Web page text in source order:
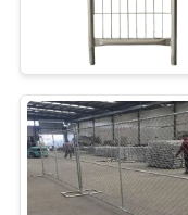
FABRIK-
AUSFLUG